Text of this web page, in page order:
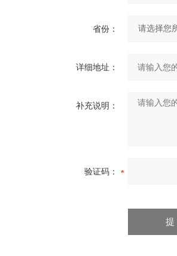
省份：
详细地址：
补充说明：
验证码：